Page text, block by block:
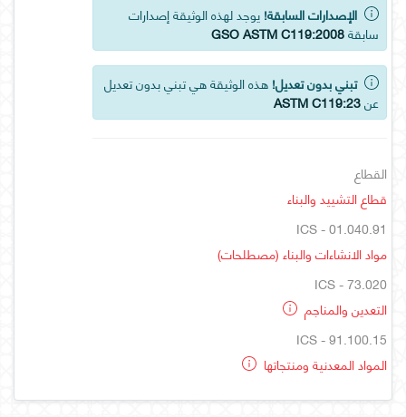
الإصدارات السابقة! يوجد لهذه الوثيقة إصدارات
سابقةGSO ASTM C119:2008
تبني بدون تعديل! هذه الوثيقة هي تبني بدون تعديل
عنASTM C119:23
القطاع
قطاع التشييد والبناء
ICS - 01.040.91
مواد الانشاءات والبناء (مصطلحات)
ICS - 73.020
التعدين والمناجم
ICS - 91.100.15
المواد المعدنية ومنتجاتها